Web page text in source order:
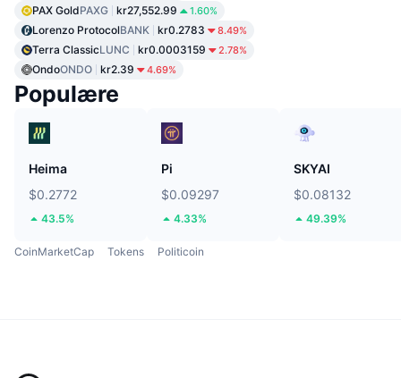
PAX GoldPAXG kr27,552.99 1.60%
Lorenzo ProtocolBANK kr0.2783 8.49%
Terra ClassicLUNC kr0.0003159 2.78%
OndoONDO kr2.39 4.69%
Populære
Heima
$0.2772
43.5%
Pi
$0.09297
4.33%
SKYAI
$0.08132
49.39%
CoinMarketCap Tokens Politicoin